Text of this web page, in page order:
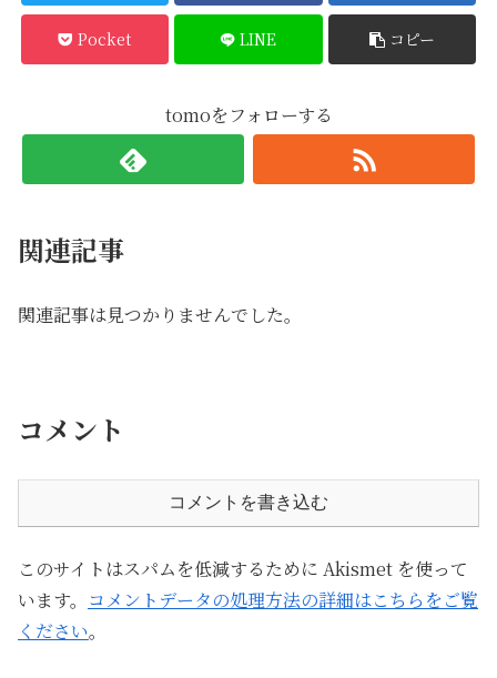
Pocket LINE コピー
tomoをフォローする
関連記事
関連記事は見つかりませんでした。
コメント
コメントを書き込む
このサイトはスパムを低減するために Akismet を使って
います。 コメントデータの処理方法の詳細はこちらをご覧
ください。